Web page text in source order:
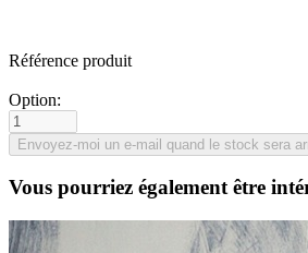
Référence produit
Option:
Vous pourriez également être